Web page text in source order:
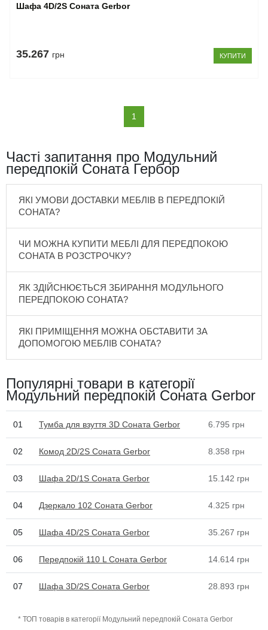
Шафа 4D/2S Соната Gerbor
35.267 грн КУПИТИ
1
Часті запитання про Модульний
передпокій Соната Гербор
ЯКІ УМОВИ ДОСТАВКИ МЕБЛІВ В ПЕРЕДПОКІЙ
СОНАТА?
ЧИ МОЖНА КУПИТИ МЕБЛІ ДЛЯ ПЕРЕДПОКОЮ
СОНАТА В РОЗСТРОЧКУ?
ЯК ЗДІЙСНЮЄТЬСЯ ЗБИРАННЯ МОДУЛЬНОГО
ПЕРЕДПОКОЮ СОНАТА?
ЯКІ ПРИМІЩЕННЯ МОЖНА ОБСТАВИТИ ЗА
ДОПОМОГОЮ МЕБЛІВ СОНАТА?
Популярні товари в категорії
Модульний передпокій Соната Gerbor
01 Тумба для взуття 3D Соната Gerbor 6.795 грн
02 Комод 2D/2S Соната Gerbor 8.358 грн
03 Шафа 2D/1S Соната Gerbor 15.142 грн
04 Дзеркало 102 Соната Gerbor 4.325 грн
05 Шафа 4D/2S Соната Gerbor 35.267 грн
06 Передпокій 110 L Соната Gerbor 14.614 грн
07 Шафа 3D/2S Соната Gerbor 28.893 грн
* ТОП товарів в категорії Модульний передпокій Соната Gerbor